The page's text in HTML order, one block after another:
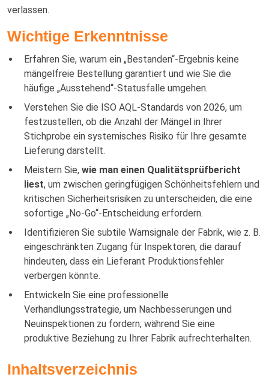
verlassen.
Wichtige Erkenntnisse
Erfahren Sie, warum ein „Bestanden“-Ergebnis keine
mängelfreie Bestellung garantiert und wie Sie die
häufige „Ausstehend“-Statusfalle umgehen.
Verstehen Sie die ISO AQL-Standards von 2026, um
festzustellen, ob die Anzahl der Mängel in Ihrer
Stichprobe ein systemisches Risiko für Ihre gesamte
Lieferung darstellt.
Meistern Sie, wie man einen Qualitätsprüfbericht
liest, um zwischen geringfügigen Schönheitsfehlern und
kritischen Sicherheitsrisiken zu unterscheiden, die eine
sofortige „No-Go“-Entscheidung erfordern.
Identifizieren Sie subtile Warnsignale der Fabrik, wie z. B.
eingeschränkten Zugang für Inspektoren, die darauf
hindeuten, dass ein Lieferant Produktionsfehler
verbergen könnte.
Entwickeln Sie eine professionelle
Verhandlungsstrategie, um Nachbesserungen und
Neuinspektionen zu fordern, während Sie eine
produktive Beziehung zu Ihrer Fabrik aufrechterhalten.
Inhaltsverzeichnis